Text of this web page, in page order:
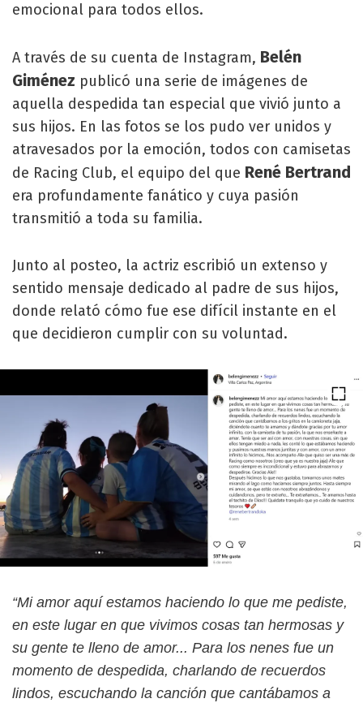
emocional para todos ellos.
A través de su cuenta de Instagram, Belén
Giménez publicó una serie de imágenes de
aquella despedida tan especial que vivió junto a
sus hijos. En las fotos se los pudo ver unidos y
atravesados por la emoción, todos con camisetas
de Racing Club, el equipo del que René Bertrand
era profundamente fanático y cuya pasión
transmitió a toda su familia.
Junto al posteo, la actriz escribió un extenso y
sentido mensaje dedicado al padre de sus hijos,
donde relató cómo fue ese difícil instante en el
que decidieron cumplir con su voluntad.
“Mi amor aquí estamos haciendo lo que me pediste,
en este lugar en que vivimos cosas tan hermosas y
su gente te lleno de amor... Para los nenes fue un
momento de despedida, charlando de recuerdos
lindos, escuchando la canción que cantábamos a